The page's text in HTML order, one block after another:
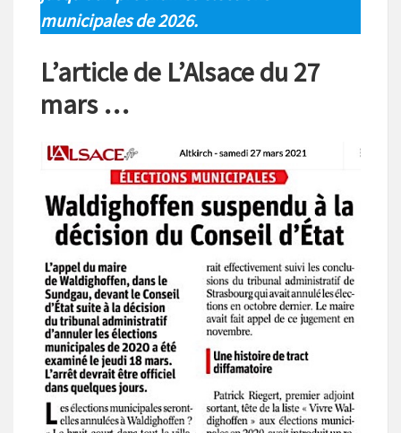
municipales de 2026.
L’article de L’Alsace du 27
mars …